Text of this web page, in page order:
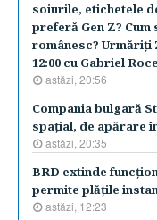
soiurile, etichetele
preferă Gen Z?
românesc? Urmăriţi
12:00 cu Gabriel
astăzi, 20:56
Compania bulgară
spaţial, de apărare
astăzi, 20:35
BRD extinde
permite plăţile
astăzi, 12:23